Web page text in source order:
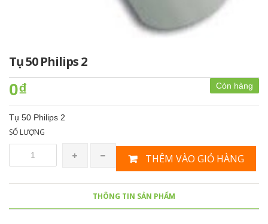
Tụ 50 Philips 2
Còn hàng
0₫
Tụ 50 Philips 2
SỐ LƯỢNG
THÊM VÀO GIỎ HÀNG
THÔNG TIN SẢN PHẨM